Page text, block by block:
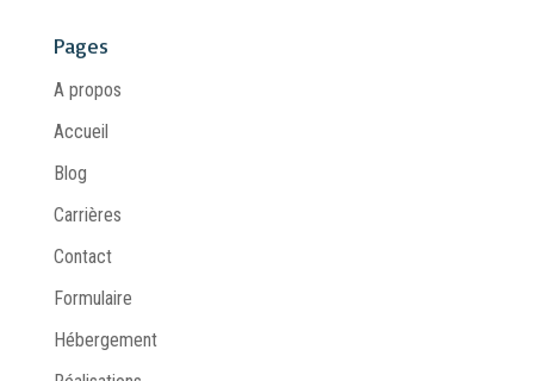
Pages
A propos
Accueil
Blog
Carrières
Contact
Formulaire
Hébergement